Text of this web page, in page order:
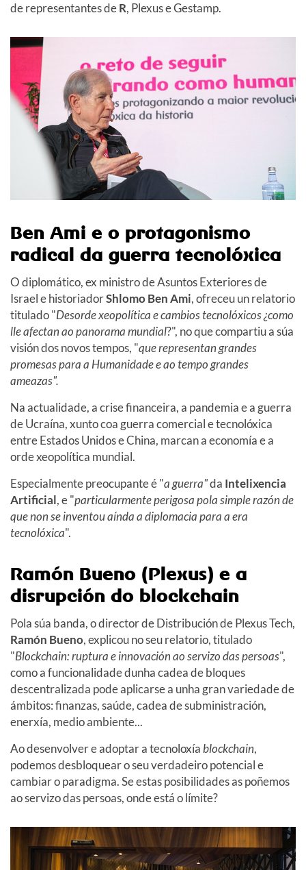
de representantes deR, Plexus e Gestamp.
Ben Ami e o protagonismo
radical da guerra tecnolóxica
O diplomático, ex ministro de Asuntos Exteriores de
Israel e historiadorShlomo Ben Ami, ofreceu un relatorio
titulado "Desorde xeopolítica e cambios tecnolóxicos ¿como
lle afectan ao panorama mundial?", no que compartiu a súa
visión dos novos tempos, "que representan grandes
promesas para a Humanidade e ao tempo grandes
ameazas".
Na actualidade, a crise financeira, a pandemia e a guerra
de Ucraína, xunto coa guerra comercial e tecnolóxica
entre Estados Unidos e China, marcan a economía e a
orde xeopolítica mundial.
Especialmente preocupante é "a guerra"da Intelixencia
Artificial, e "particularmente perigosa pola simple razón de
que non se inventou aínda a diplomacia para a era
tecnolóxica".
Ramón Bueno (Plexus) e a
disrupción do blockchain
Pola súa banda, o director de Distribución de Plexus Tech,
Ramón Bueno, explicou no seu relatorio, titulado
"Blockchain: ruptura e innovación ao servizo das persoas",
como a funcionalidade dunha cadea de bloques
descentralizada pode aplicarse a unha gran variedade de
ámbitos: finanzas, saúde, cadea de subministración,
enerxía, medio ambiente...
Ao desenvolver e adoptar a tecnoloxíablockchain,
podemos desbloquear o seu verdadeiro potencial e
cambiar o paradigma. Se estas posibilidades as poñemos
ao servizo das persoas, onde está o límite?